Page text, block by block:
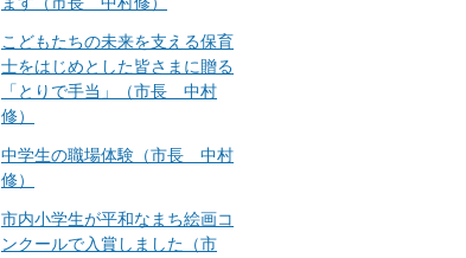
こどもたちの未来を支える保育
士をはじめとした皆さまに贈る
「とりで手当」（市長 中村
修）
中学生の職場体験（市長 中村
修）
市内小学生が平和なまち絵画コ
ンクールで入賞しました（市